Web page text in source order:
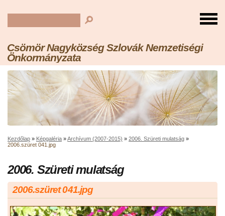
Csömör Nagyközség Szlovák Nemzetiségi
Önkormányzata
Kezdőlap » Képgaléria »Archívum (2007-2015) » 2006. Szüreti mulatság »
2006.szüret 041.jpg
2006. Szüreti mulatság
2006.szüret 041.jpg